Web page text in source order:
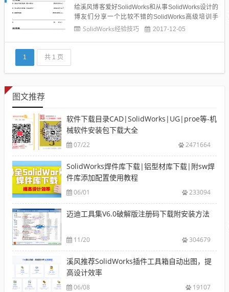
给溪风博客爱好SolidWorks和从事SolidWorks设计的
博友们分享一个比较不错的SolidWorks高级培训手
册，教大家一些SolidWorks的高级应用，下面是百度
SolidWorks经验技巧 2017-12-05
1 共 1 页
图文推荐
软件下载目录CAD|SolidWorks|UG|proe等-机
械软件安装包下载大全
07/22 2471664
SolidWorks焊件库下载|铝型材库下载|附sw焊
件库添加配置使用教程
06/01 233094
迈迪工具集V6.0破解版注册码下载附安装方法
11/20 304679
溪风推荐SolidWorks插件工具箱自动出图，提
高设计效率
06/08 19107